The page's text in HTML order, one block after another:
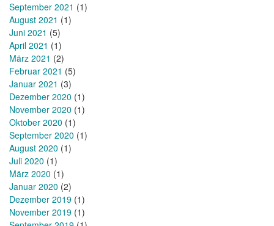
September 2021 (1)
August 2021 (1)
Juni 2021 (5)
April 2021 (1)
März 2021 (2)
Februar 2021 (5)
Januar 2021 (3)
Dezember 2020 (1)
November 2020 (1)
Oktober 2020 (1)
September 2020 (1)
August 2020 (1)
Juli 2020 (1)
März 2020 (1)
Januar 2020 (2)
Dezember 2019 (1)
November 2019 (1)